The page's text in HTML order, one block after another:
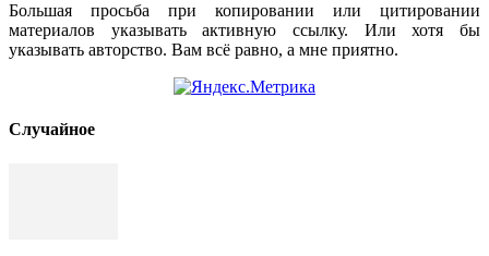
Большая просьба при копировании или цитировании
материалов указывать активную ссылку. Или хотя бы
указывать авторство. Вам всё равно, а мне приятно.
Cлучайное